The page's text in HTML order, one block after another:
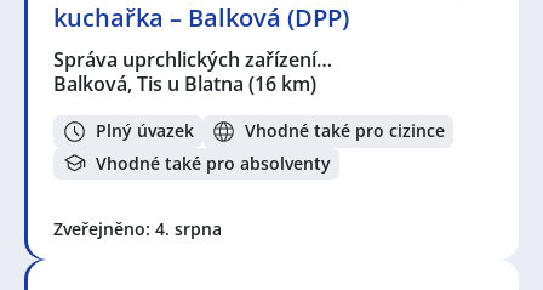
kuchařka – Balková (DPP)
Správa uprchlických zařízení…
Balková, Tis u Blatna (16 km)
Plný úvazek
Vhodné také pro cizince
Vhodné také pro absolventy
Zveřejněno: 4. srpna